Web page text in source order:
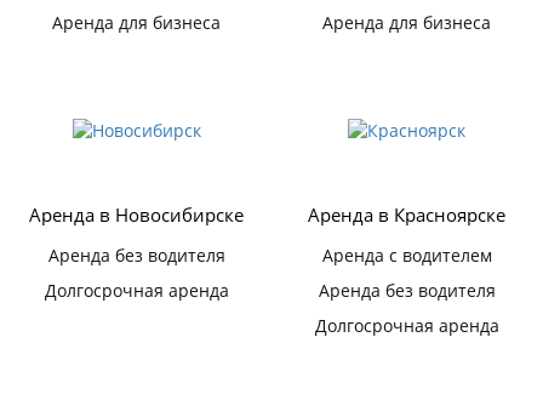
Аренда для бизнеса
Аренда для бизнеса
Аренда в Новосибирске
Аренда без водителя
Долгосрочная аренда
Аренда в Красноярске
Аренда с водителем
Аренда без водителя
Долгосрочная аренда